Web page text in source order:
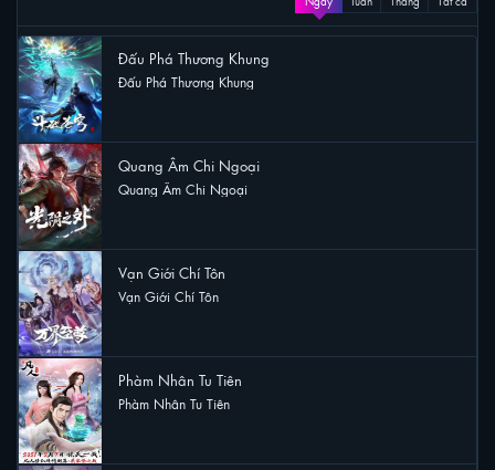
Đấu Phá Thương Khung
Đấu Phá Thương Khung
Quang Âm Chi Ngoại
Quang Âm Chi Ngoại
Vạn Giới Chí Tôn
Vạn Giới Chí Tôn
Phàm Nhân Tu Tiên
Phàm Nhân Tu Tiên